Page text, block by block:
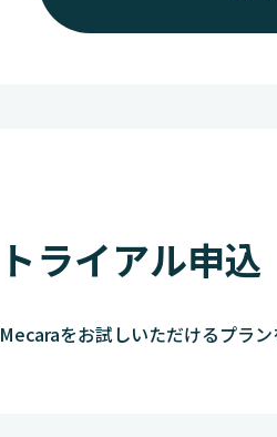
トライアル申込
Mecaraをお試しいただけるプラ